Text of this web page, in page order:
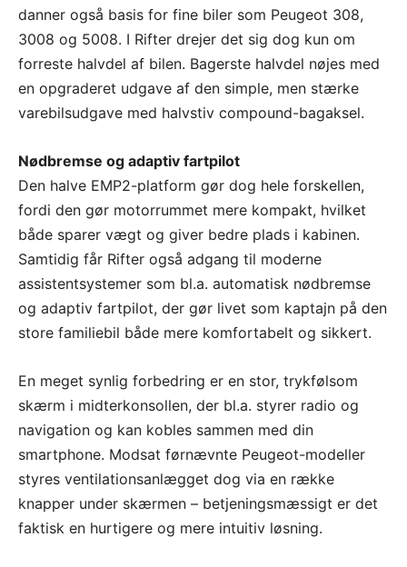
danner også basis for fine biler som Peugeot 308,
3008 og 5008. I Rifter drejer det sig dog kun om
forreste halvdel af bilen. Bagerste halvdel nøjes med
en opgraderet udgave af den simple, men stærke
varebilsudgave med halvstiv compound-bagaksel.
Nødbremse og adaptiv fartpilot
Den halve EMP2-platform gør dog hele forskellen,
fordi den gør motorrummet mere kompakt, hvilket
både sparer vægt og giver bedre plads i kabinen.
Samtidig får Rifter også adgang til moderne
assistentsystemer som bl.a. automatisk nødbremse
og adaptiv fartpilot, der gør livet som kaptajn på den
store familiebil både mere komfortabelt og sikkert.
En meget synlig forbedring er en stor, trykfølsom
skærm i midterkonsollen, der bl.a. styrer radio og
navigation og kan kobles sammen med din
smartphone. Modsat førnævnte Peugeot-modeller
styres ventilationsanlægget dog via en række
knapper under skærmen – betjeningsmæssigt er det
faktisk en hurtigere og mere intuitiv løsning.